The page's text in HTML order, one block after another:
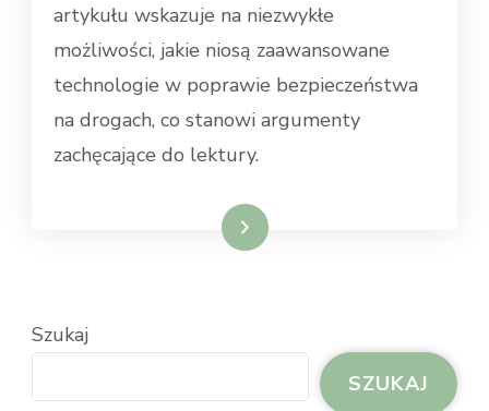
artykułu wskazuje na niezwykłe
możliwości, jakie niosą zaawansowane
technologie w poprawie bezpieczeństwa
na drogach, co stanowi argumenty
zachęcające do lektury.
Dowiedz się więcej
Szukaj
SZUKAJ